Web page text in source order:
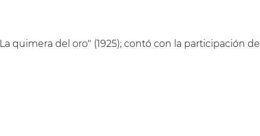
quimera del oro" (1925); contó con la participación del